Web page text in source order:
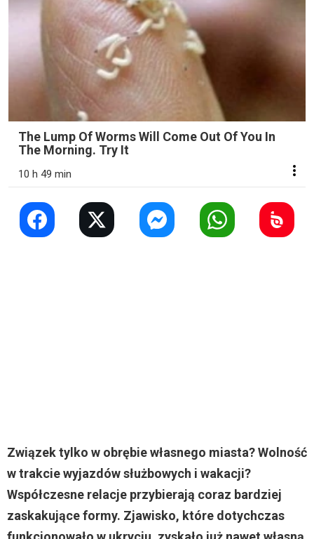
The Lump Of Worms Will Come Out Of You In
The Morning. Try It
10 h 49 min
Związek tylko w obrębie własnego miasta? Wolność
w trakcie wyjazdów służbowych i wakacji?
Współczesne relacje przybierają coraz bardziej
zaskakujące formy. Zjawisko, które dotychczas